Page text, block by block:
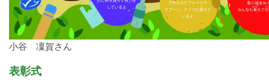
小谷 凜賀さん
表彰式